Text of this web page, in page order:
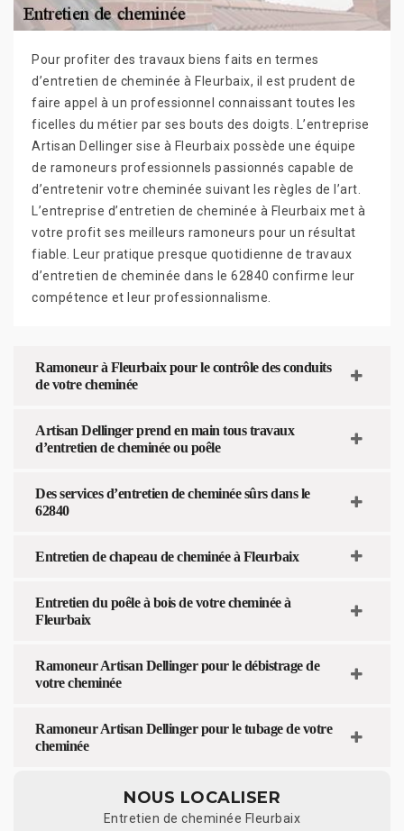
Pour profiter des travaux biens faits en termes
d’entretien de cheminée à Fleurbaix, il est prudent de
faire appel à un professionnel connaissant toutes les
ficelles du métier par ses bouts des doigts. L’entreprise
Artisan Dellinger sise à Fleurbaix possède une équipe
de ramoneurs professionnels passionnés capable de
d’entretenir votre cheminée suivant les règles de l’art.
L’entreprise d’entretien de cheminée à Fleurbaix met à
votre profit ses meilleurs ramoneurs pour un résultat
fiable. Leur pratique presque quotidienne de travaux
d’entretien de cheminée dans le 62840 confirme leur
compétence et leur professionnalisme.
Ramoneur à Fleurbaix pour le contrôle des conduits
de votre cheminée
Artisan Dellinger prend en main tous travaux
d’entretien de cheminée ou poêle
Des services d’entretien de cheminée sûrs dans le
62840
Entretien de chapeau de cheminée à Fleurbaix
Entretien du poêle à bois de votre cheminée à
Fleurbaix
Ramoneur Artisan Dellinger pour le débistrage de
votre cheminée
Ramoneur Artisan Dellinger pour le tubage de votre
cheminée
NOUS LOCALISER
Entretien de cheminée Fleurbaix